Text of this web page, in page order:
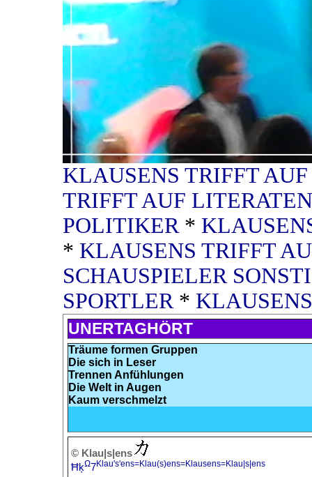
KLAUSENS TRIFFT
TRIFFT AUF LITERATEN
POLITIKER*
* KLAUSENS TRIFFT
SCHAUSPIELER
SPORTLER*
UNERTAGHÖRT
Träume formen Gruppen
Die sich in Leser
Trennen Anfühlungen
Die Welt in Augen
Kaum verschmelzt
© Klau|s|ens
ĦķΩ7Klau's'ens=Klau(s)ens=Klausens=Klau|s|ens